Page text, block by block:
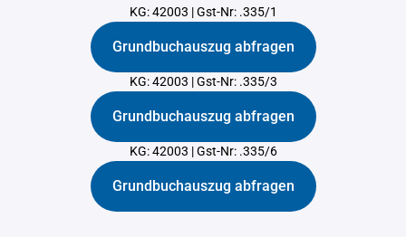
KG: 42003 |Gst-Nr: .335/1
Grundbuchauszug abfragen
KG: 42003 |Gst-Nr: .335/3
Grundbuchauszug abfragen
KG: 42003 |Gst-Nr: .335/6
Grundbuchauszug abfragen